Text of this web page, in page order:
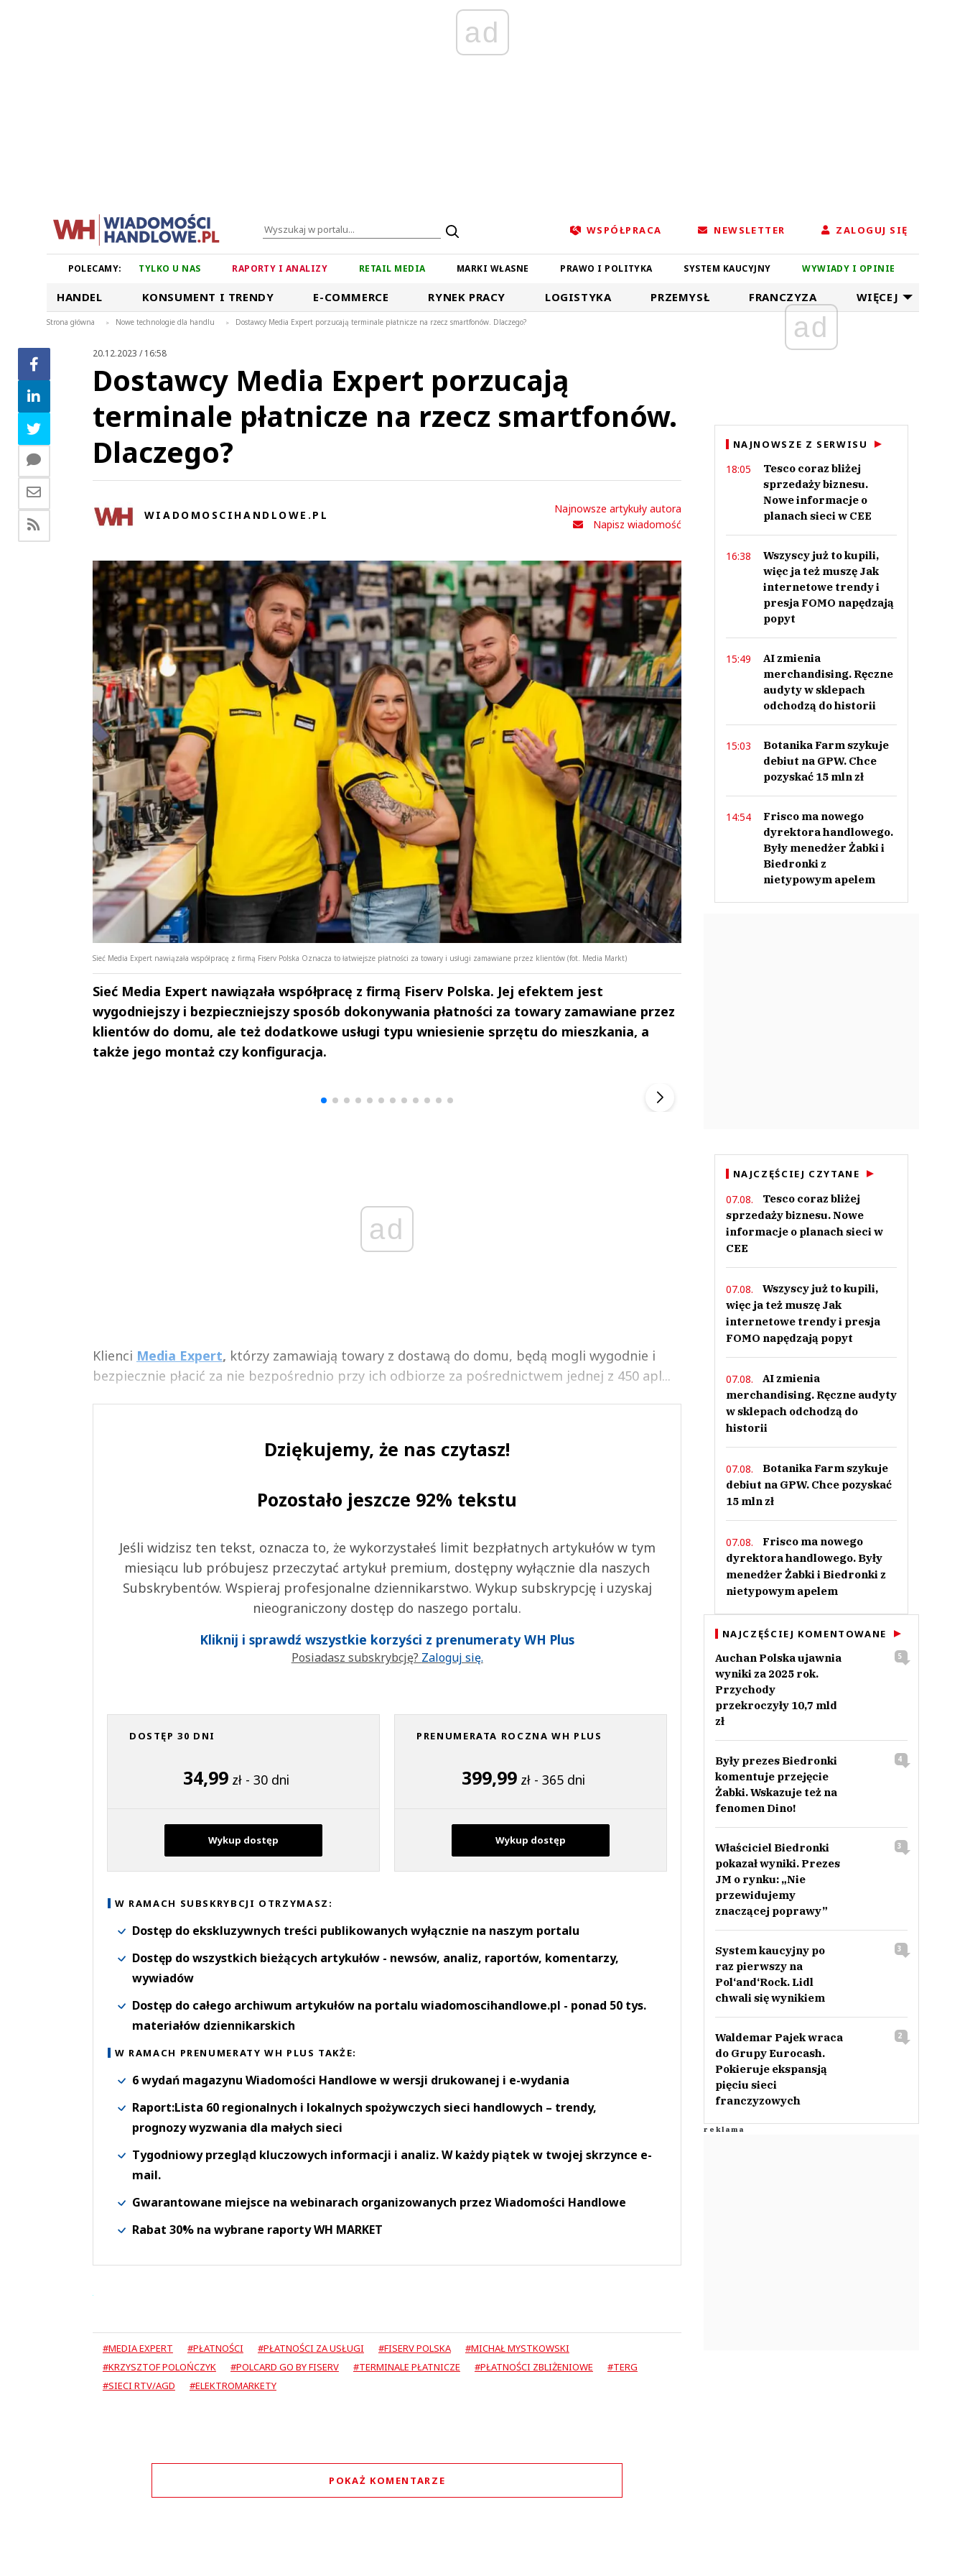
ad
WSPÓŁPRACA NEWSLETTER ZALOGUJ SIĘ
POLECAMY: TYLKO U NAS RAPORTY I ANALIZY RETAIL MEDIA MARKI WŁASNE PRAWO I POLITYKA SYSTEM KAUCYJNY WYWIADY I OPINIE
HANDEL KONSUMENT I TRENDY E-COMMERCE RYNEK PRACY LOGISTYKA PRZEMYSŁ FRANCZYZA WIĘCEJ
Strona główna > Nowe technologie dla handlu > Dostawcy Media Expert porzucają terminale płatnicze na rzecz smartfonów. Dlaczego?
20.12.2023 / 16:58
Dostawcy Media Expert porzucają
terminale płatnicze na rzecz smartfonów.
Dlaczego?
WIADOMOSCIHANDLOWE.PL
Najnowsze artykuły autora
Napisz wiadomość
Sieć Media Expert nawiązała współpracę z firmą Fiserv Polska Oznacza to łatwiejsze płatności za towary i usługi zamawiane przez klientów (fot. Media Markt)
Sieć Media Expert nawiązała współpracę z firmą Fiserv Polska. Jej efektem jest
wygodniejszy i bezpieczniejszy sposób dokonywania płatności za towary zamawiane przez
klientów do domu, ale też dodatkowe usługi typu wniesienie sprzętu do mieszkania, a
także jego montaż czy konfiguracja.
ad
Klienci Media Expert, którzy zamawiają towary z dostawą do domu, będą mogli wygodnie i
bezpiecznie płacić za nie bezpośrednio przy ich odbiorze za pośrednictwem jednej z 450 apl...
Dziękujemy, że nas czytasz!
Pozostało jeszcze 92% tekstu
Jeśli widzisz ten tekst, oznacza to, że wykorzystałeś limit bezpłatnych artykułów w tym
miesiącu lub próbujesz przeczytać artykuł premium, dostępny wyłącznie dla naszych
Subskrybentów. Wspieraj profesjonalne dziennikarstwo. Wykup subskrypcję i uzyskaj
nieograniczony dostęp do naszego portalu.
Kliknij i sprawdź wszystkie korzyści z prenumeraty WH Plus
Posiadasz subskrybcję? Zaloguj się.
DOSTĘP 30 DNI
34,99 zł - 30 dni
Wykup dostęp
PRENUMERATA ROCZNA WH PLUS
399,99 zł - 365 dni
Wykup dostęp
W RAMACH SUBSKRYBCJI OTRZYMASZ:
Dostęp do ekskluzywnych treści publikowanych wyłącznie na naszym portalu
Dostęp do wszystkich bieżących artykułów - newsów, analiz, raportów, komentarzy,
wywiadów
Dostęp do całego archiwum artykułów na portalu wiadomoscihandlowe.pl - ponad 50 tys.
materiałów dziennikarskich
W RAMACH PRENUMERATY WH PLUS TAKŻE:
6 wydań magazynu Wiadomości Handlowe w wersji drukowanej i e-wydania
Raport:Lista 60 regionalnych i lokalnych spożywczych sieci handlowych – trendy,
prognozy wyzwania dla małych sieci
Tygodniowy przegląd kluczowych informacji i analiz. W każdy piątek w twojej skrzynce e-
mail.
Gwarantowane miejsce na webinarach organizowanych przez Wiadomości Handlowe
Rabat 30% na wybrane raporty WH MARKET
#MEDIA EXPERT #PŁATNOŚCI #PŁATNOŚCI ZA USŁUGI #FISERV POLSKA
#MICHAŁ MYSTKOWSKI
#KRZYSZTOF POLOŃCZYK
#POLCARD GO BY FISERV #TERMINALE PŁATNICZE #PŁATNOŚCI ZBLIŻENIOWE
#TERG
#SIECI RTV/AGD
#ELEKTROMARKETY
POKAŻ KOMENTARZE
Andrzej i Marta
Marta i Andrzej
ad
NAJNOWSZE Z SERWISU
18:05
Tesco coraz bliżej
sprzedaży biznesu.
Nowe informacje o
planach sieci w CEE
16:38
Wszyscy już to kupili,
więc ja też muszę Jak
internetowe trendy i
presja FOMO napędzają
popyt
15:49
AI zmienia
merchandising. Ręczne
audyty w sklepach
odchodzą do historii
15:03
Botanika Farm szykuje
debiut na GPW. Chce
pozyskać 15 mln zł
14:54
Frisco ma nowego
dyrektora handlowego.
Były menedżer Żabki i
Biedronki z
nietypowym apelem
NAJCZĘŚCIEJ CZYTANE
07.08.
Tesco coraz bliżej
sprzedaży biznesu. Nowe
informacje o planach sieci w
CEE
07.08.
Wszyscy już to kupili,
więc ja też muszę Jak
internetowe trendy i presja
FOMO napędzają popyt
07.08.
AI zmienia
merchandising. Ręczne audyty
w sklepach odchodzą do
historii
07.08.
Botanika Farm szykuje
debiut na GPW. Chce pozyskać
15 mln zł
07.08.
Frisco ma nowego
dyrektora handlowego. Były
menedżer Żabki i Biedronki z
nietypowym apelem
NAJCZĘŚCIEJ KOMENTOWANE
Auchan Polska ujawnia
wyniki za 2025 rok.
Przychody
przekroczyły 10,7 mld
zł
5
Były prezes Biedronki
komentuje przejęcie
Żabki. Wskazuje też na
fenomen Dino!
4
Właściciel Biedronki
pokazał wyniki. Prezes
JM o rynku: „Nie
przewidujemy
znaczącej poprawy”
3
System kaucyjny po
raz pierwszy na
Pol‘and‘Rock. Lidl
chwali się wynikiem
3
Waldemar Pajek wraca
do Grupy Eurocash.
Pokieruje ekspansją
pięciu sieci
franczyzowych
2